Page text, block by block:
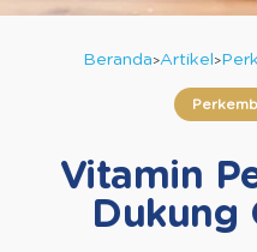
Beranda Artikel
Vitamin
Dukung